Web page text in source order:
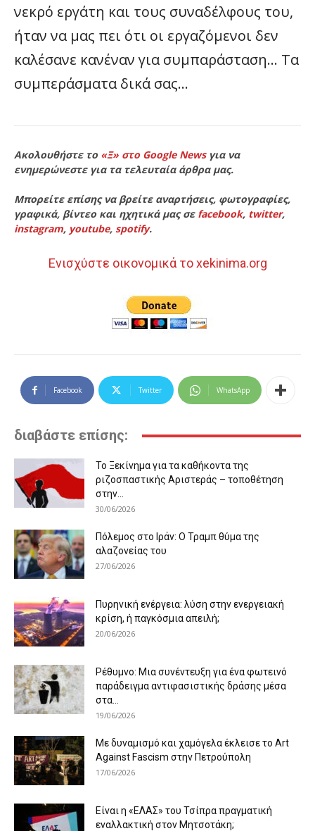
νεκρό εργάτη και τους συναδέλφους του,
ήταν να μας πει ότι οι εργαζόμενοι δεν
καλέσανε κανέναν για συμπαράσταση… Τα
συμπεράσματα δικά σας…
Ακολουθήστε το «Ξ» στο Google Newsγια να
ενημερώνεστε για τα τελευταία άρθρα μας.
Μπορείτε επίσης να βρείτε αναρτήσεις, φωτογραφίες,
γραφικά, βίντεο και ηχητικά μας σε facebook, twitter,
instagram, youtube, spotify.
Ενισχύστε οικονομικά το xekinima.org
Facebook Twitter WhatsApp
διαβάστε επίσης:
Το Ξεκίνημα για τα καθήκοντα της
ριζοσπαστικής Αριστεράς – τοποθέτηση
στην...
30/06/2026
Πόλεμος στο Ιράν: Ο Τραμπ θύμα της
αλαζονείας του
27/06/2026
Πυρηνική ενέργεια: λύση στην ενεργειακή
κρίση, ή παγκόσμια απειλή;
20/06/2026
Ρέθυμνο: Μια συνέντευξη για ένα φωτεινό
παράδειγμα αντιφασιστικής δράσης μέσα
στα...
19/06/2026
Με δυναμισμό και χαμόγελα έκλεισε το Art
Against Fascism στην Πετρούπολη
17/06/2026
Είναι η «ΕΛΑΣ» του Τσίπρα πραγματική
εναλλακτική στον Μητσοτάκη;